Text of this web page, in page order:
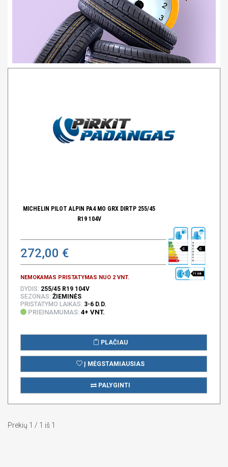
MICHELIN PILOT ALPIN PA4 MO GRX DIRTP 255/45
R19 104V
272,00 €
NEMOKAMAS PRISTATYMAS NUO 2 VNT.
C C
71 DB
DYDIS: 255/45 R19 104V
SEZONAS: ŽIEMINĖS
PRISTATYMO LAIKAS: 3-6 D.D.
PRIEINAMUMAS: 4+ VNT.
PLAČIAU
Į MĖGSTAMIAUSIAS
PALYGINTI
Prekių 1 / 1 iš 1